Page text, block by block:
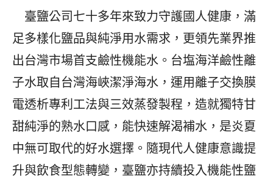
臺鹽公司七十多年來致力守護國人健康，滿
足多樣化鹽品與純淨用水需求，更領先業界推
出台灣市場首支鹼性機能水。台塩海洋鹼性離
子水取自台灣海峽潔淨海水，運用離子交換膜
電透析專利工法與三效蒸發製程，造就獨特甘
甜純淨的熟水口感，能快速解渴補水，是炎夏
中無可取代的好水選擇。隨現代人健康意識提
升與飲食型態轉變，臺鹽亦持續投入機能性鹽